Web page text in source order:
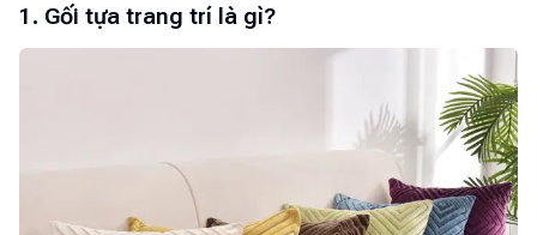
1. Gối tựa trang trí là gì?